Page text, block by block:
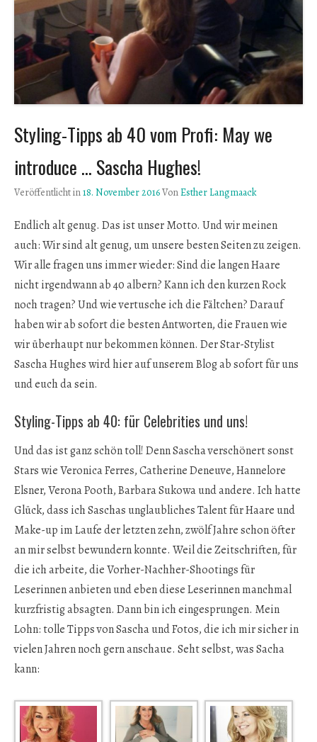
Styling-Tipps ab 40 vom Profi: May we
introduce … Sascha Hughes!
Veröffentlicht in18. November 2016VonEsther Langmaack
Endlich alt genug. Das ist unser Motto. Und wir meinen
auch: Wir sind alt genug, um unsere besten Seiten zu zeigen.
Wir alle fragen uns immer wieder: Sind die langen Haare
nicht irgendwann ab 40 albern? Kann ich den kurzen Rock
noch tragen? Und wie vertusche ich die Fältchen? Darauf
haben wir ab sofort die besten Antworten, die Frauen wie
wir überhaupt nur bekommen können. Der Star-Stylist
Sascha Hughes wird hier auf unserem Blog ab sofort für uns
und euch da sein.
Styling-Tipps ab 40: für Celebrities und uns!
Und das ist ganz schön toll! Denn Sascha verschönert sonst
Stars wie Veronica Ferres, Catherine Deneuve, Hannelore
Elsner, Verona Pooth, Barbara Sukowa und andere. Ich hatte
Glück, dass ich Saschas unglaubliches Talent für Haare und
Make-up im Laufe der letzten zehn, zwölf Jahre schon öfter
an mir selbst bewundern konnte. Weil die Zeitschriften, für
die ich arbeite, die Vorher-Nachher-Shootings für
Leserinnen anbieten und eben diese Leserinnen manchmal
kurzfristig absagten. Dann bin ich eingesprungen. Mein
Lohn: tolle Tipps von Sascha und Fotos, die ich mir sicher in
vielen Jahren noch gern anschaue. Seht selbst, was Sacha
kann: